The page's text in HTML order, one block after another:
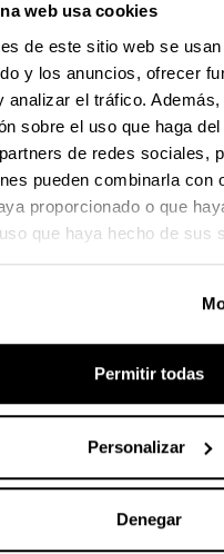
web usa cookies
de este sitio web se
y los anuncios, ofrecer
analizar el tráfico.
sobre el uso que haga
de redes sociales,
pueden combinarla con
proporcionado o que
que haya hecho de sus
Permitir todas
Personalizar
Denegar
with to make a PhD
will be given to those
but occasionally we will be
own funding.
common available funding
Predoctoral de
No Doctor del
para la contratación
en formación de la
para la formación de
(FPU) del Ministerio
with already hold a
we will be able to offer a
for competitive funding, but
common available funding